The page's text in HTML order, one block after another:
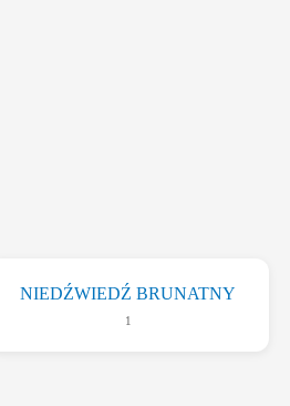
NIEDŹWIEDŹ BRUNATNY
1